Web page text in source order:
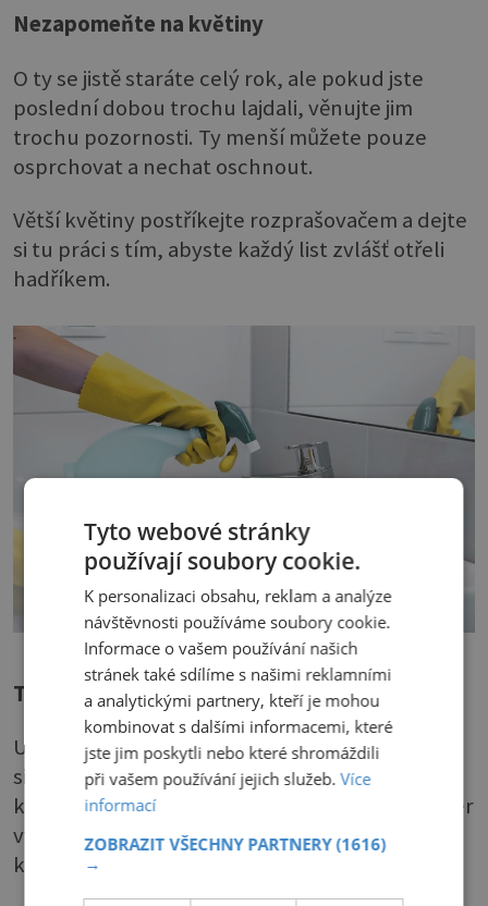
Nezapomeňte na květiny
O ty se jistě staráte celý rok, ale pokud jste
poslední dobou trochu lajdali, věnujte jim
trochu pozornosti. Ty menší můžete pouze
osprchovat a nechat oschnout.
Větší květiny postříkejte rozprašovačem a dejte
si tu práci s tím, abyste každý list zvlášť otřeli
hadříkem.
Tip do koupelny
Umyjte se i se zaprášenými flakony. Ano, zní to
sice bláhově, ale je to jednodušší, než mýt
každou zaprášenou lahvičku zvlášť. „Až se večer
vykoupete, vložte do vany s vodou všechny
kosmetické lahvičky a opláchněte je.
Tyto webové stránky
používají soubory cookie.
K personalizaci obsahu, reklam a analýze
návštěvnosti používáme soubory cookie.
Informace o vašem používání našich
stránek také sdílíme s našimi reklamními
a analytickými partnery, kteří je mohou
kombinovat s dalšími informacemi, které
jste jim poskytli nebo které shromáždili
při vašem používání jejich služeb.Více
informací
ZOBRAZIT VŠECHNY PARTNERY(1616)
→